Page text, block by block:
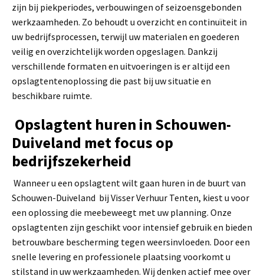
zijn bij piekperiodes, verbouwingen of seizoensgebonden
werkzaamheden. Zo behoudt u overzicht en continuïteit in
uw bedrijfsprocessen, terwijl uw materialen en goederen
veilig en overzichtelijk worden opgeslagen. Dankzij
verschillende formaten en uitvoeringen is er altijd een
opslagtentenoplossing die past bij uw situatie en
beschikbare ruimte.
Opslagtent huren in Schouwen-
Duiveland met focus op
bedrijfszekerheid
Wanneer u een opslagtent wilt gaan huren in de buurt van
Schouwen-Duiveland bij Visser Verhuur Tenten, kiest u voor
een oplossing die meebeweegt met uw planning. Onze
opslagtenten zijn geschikt voor intensief gebruik en bieden
betrouwbare bescherming tegen weersinvloeden. Door een
snelle levering en professionele plaatsing voorkomt u
stilstand in uw werkzaamheden. Wij denken actief mee over